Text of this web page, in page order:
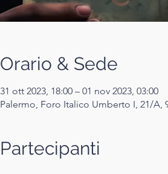
Orario & Sede
31 ott 2023, 18:00 – 01 nov 2023, 03:00
Palermo, Foro Italico Umberto I, 21/A,
Partecipanti